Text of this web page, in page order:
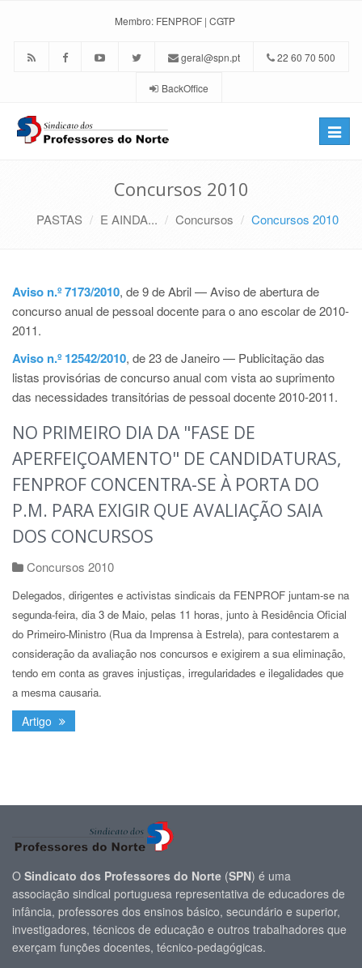
Membro: FENPROF | CGTP
geral@spn.pt 22 60 70 500
BackOffice
Toggle
Concursos 2010
PASTAS E AINDA... Concursos Concursos 2010
Aviso n.º 7173/2010, de 9 de Abril — Aviso de abertura de
concurso anual de pessoal docente para o ano escolar de 2010-
2011.
Aviso n.º 12542/2010, de 23 de Janeiro — Publicitação das
listas provisórias de concurso anual com vista ao suprimento
das necessidades transitórias de pessoal docente 2010-2011.
NO PRIMEIRO DIA DA "FASE DE
APERFEIÇOAMENTO" DE CANDIDATURAS,
FENPROF CONCENTRA-SE À PORTA DO
P.M. PARA EXIGIR QUE AVALIAÇÃO SAIA
DOS CONCURSOS
Concursos 2010
Delegados, dirigentes e activistas sindicais da FENPROF juntam-se na
segunda-feira, dia 3 de Maio, pelas 11 horas, junto à Residência Oficial
do Primeiro-Ministro (Rua da Imprensa à Estrela), para contestarem a
consideração da avaliação nos concursos e exigirem a sua eliminação,
tendo em conta as graves injustiças, irregularidades e ilegalidades que
a mesma causaria.
Artigo
O Sindicato dos Professores do Norte (SPN) é uma
associação sindical portuguesa representativa de educadores de
infância, professores dos ensinos básico, secundário e superior,
investigadores, técnicos de educação e outros trabalhadores que
exerçam funções docentes, técnico-pedagógicas.